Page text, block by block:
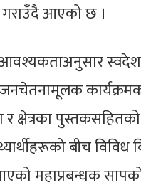
गराउँदै आएको छ ।
आवश्यकताअनुसार
कार्यक्रमको
र क्षेत्रका पुस्तकसहितको
बीच विविध
महाप्रबन्धक